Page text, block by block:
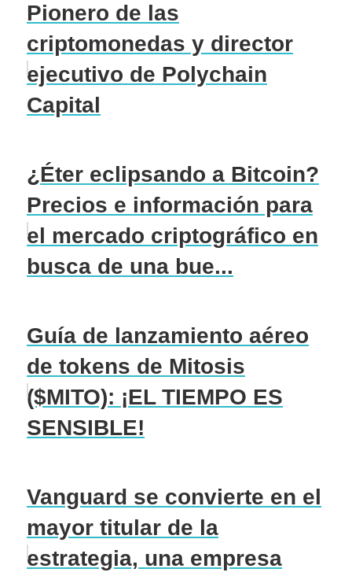
Pionero de las
criptomonedas y director
ejecutivo de Polychain
Capital
¿Éter eclipsando a Bitcoin?
Precios e información para
el mercado criptográfico en
busca de una bue...
Guía de lanzamiento aéreo
de tokens de Mitosis
($MITO): ¡EL TIEMPO ES
SENSIBLE!
Vanguard se convierte en el
mayor titular de la
estrategia, una empresa